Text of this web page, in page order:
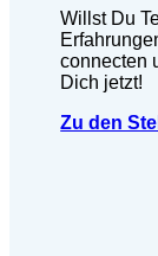
Willst Du
connecten
Dich jetzt!
Zu den